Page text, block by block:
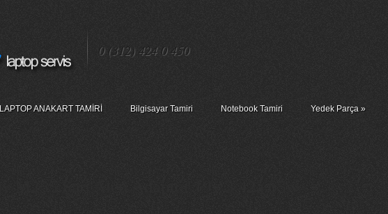
0 (312) 424 0 450
LAPTOP ANAKART TAMİRİ Bilgisayar Tamiri Notebook Tamiri Yedek Parça»